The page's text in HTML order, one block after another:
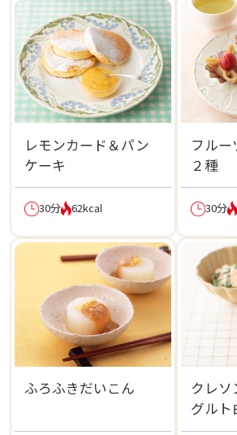
レモンカード＆パン
ケーキ
30分 62kcal
フル
２種
30分
ふろふきだいこん
クレソ
グルト